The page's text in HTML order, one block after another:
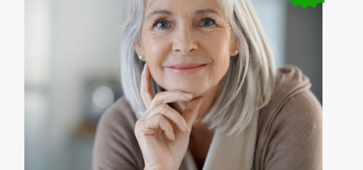
Kartářka Emílie Marie
30 let praxe. Výklad karet, kyvadlo, virgule a
alternativní životní styly, znalosti předávané po
generace. Podíváme se možné věci budoucí v
každé životní oblasti. Vysoká preciznost.